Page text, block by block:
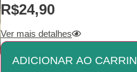
R$24,90
Ver mais detalhes
ADICIONAR AO